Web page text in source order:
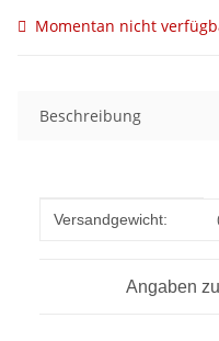
Momentan nicht
Beschreibung
Produkteigenschaft
Wert
Versandgewicht:
Angaben